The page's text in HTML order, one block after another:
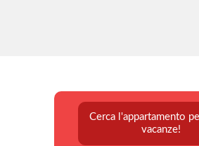
Cerca l'appartamento
vacanze!